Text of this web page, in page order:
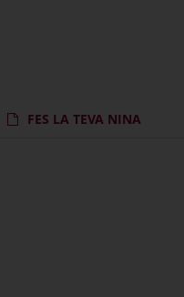
FES LA TEVA NINA